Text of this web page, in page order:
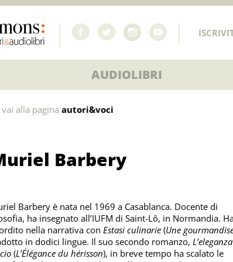
AUDIOLIBRI
vai alla pagina autori&voci
Barbery
Barbery è nata nel 1969 a Casablanca. Docente di
ha insegnato all’IUFM di Saint-Lô, in Normandia.
nella narrativa con Estasi culinarie (Une
in dodici lingue. Il suo secondo romanzo,
(L’Élégance du hérisson), in breve tempo ha scalato le